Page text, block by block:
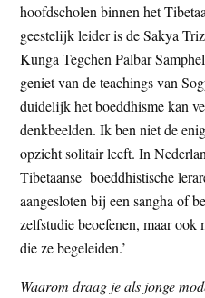
hoofdscholen binnen het
geestelijk leider is de Sakya
Kunga Tegchen Palbar
geniet van de teachings van
duidelijk het boeddhisme kan
denkbeelden. Ik ben niet de
opzicht solitair leeft. In
Tibetaanse boeddhistische
aangesloten bij een sangha of
zelfstudie beoefenen, maar ook
die ze begeleiden.’
Waarom draag je als jonge